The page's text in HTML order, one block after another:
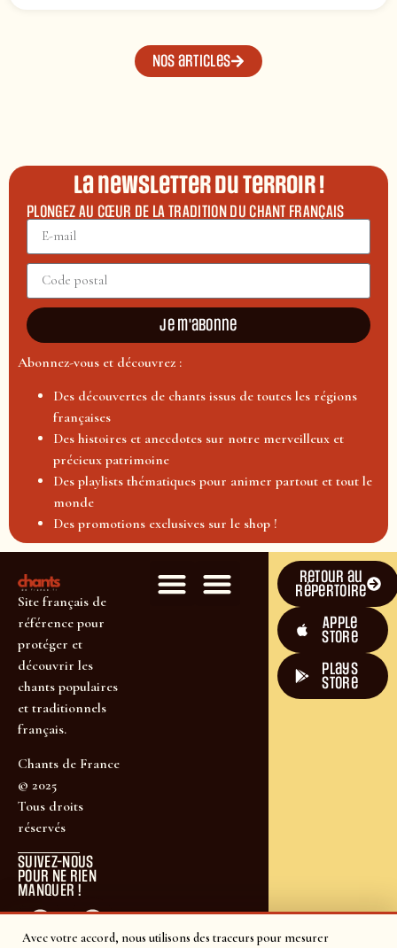
Avec votre accord, nous utilisons des traceurs pour mesurer
Nos articles
La newsletter du terroir !
PLONGEZ AU CŒUR DE LA TRADITION DU CHANT FRANÇAIS
Je m'abonne
Abonnez-vous et découvrez :
Des découvertes de chants issus de toutes les régions
françaises
Des histoires et anecdotes sur notre merveilleux et
précieux patrimoine
Des playlists thématiques pour animer partout et tout le
monde
Des promotions exclusives sur le shop !
Site français de
référence pour
protéger et
découvrir les
chants populaires
et traditionnels
français.
Chants de France
© 2025
Tous droits
réservés
SUIVEZ-NOUS
POUR NE RIEN
MANQUER !
Retour au
répertoire
Apple
Store
plays
store